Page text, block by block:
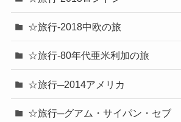
☆旅行-2018中欧の旅
☆旅行-80年代亜米利加の旅
☆旅行─2014アメリカ
☆旅行─グアム・サイパン・セブ